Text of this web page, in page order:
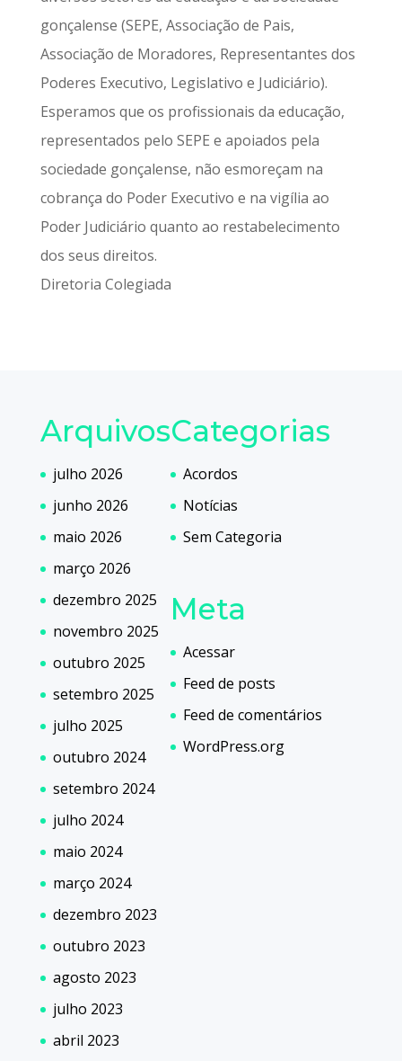
gonçalense (SEPE, Associação de Pais,
Associação de Moradores, Representantes dos
Poderes Executivo, Legislativo e Judiciário).
Esperamos que os profissionais da educação,
representados pelo SEPE e apoiados pela
sociedade gonçalense, não esmoreçam na
cobrança do Poder Executivo e na vigília ao
Poder Judiciário quanto ao restabelecimento
dos seus direitos.
Diretoria Colegiada
Arquivos
julho 2026
junho 2026
maio 2026
março 2026
dezembro 2025
novembro 2025
outubro 2025
setembro 2025
julho 2025
outubro 2024
setembro 2024
julho 2024
maio 2024
março 2024
dezembro 2023
outubro 2023
agosto 2023
julho 2023
abril 2023
Categorias
Acordos
Notícias
Sem Categoria
Meta
Acessar
Feed de posts
Feed de comentários
WordPress.org